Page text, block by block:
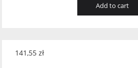
Add to cart
141,55 zł